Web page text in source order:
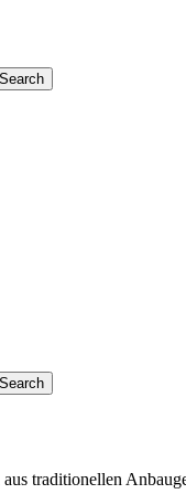
Search
Search
traditionellen